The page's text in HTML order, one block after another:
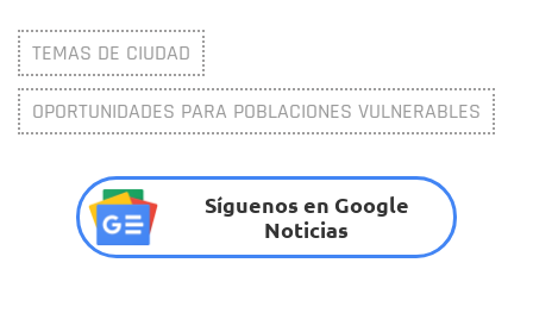
TEMAS DE CIUDAD
OPORTUNIDADES PARA POBLACIONES VULNERABLES
Síguenos en Google
Noticias